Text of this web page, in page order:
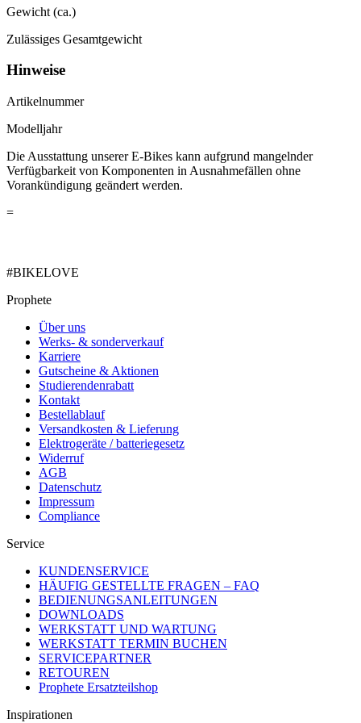
Gewicht (ca.)
Zulässiges Gesamtgewicht
Hinweise
Artikelnummer
Modelljahr
Die Ausstattung unserer E-Bikes kann aufgrund mangelnder
Verfügbarkeit von Komponenten in Ausnahmefällen ohne
Vorankündigung geändert werden.
=
#BIKELOVE
Prophete
Über uns
Werks- & sonderverkauf
Karriere
Gutscheine & Aktionen
Studierendenrabatt
Kontakt
Bestellablauf
Versandkosten & Lieferung
Elektrogeräte / batteriegesetz
Widerruf
AGB
Datenschutz
Impressum
Compliance
Service
KUNDENSERVICE
HÄUFIG GESTELLTE FRAGEN – FAQ
BEDIENUNGSANLEITUNGEN
DOWNLOADS
WERKSTATT UND WARTUNG
WERKSTATT TERMIN BUCHEN
SERVICEPARTNER
RETOUREN
Prophete Ersatzteilshop
Inspirationen